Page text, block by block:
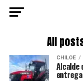
All
CHILOE
Alcalde